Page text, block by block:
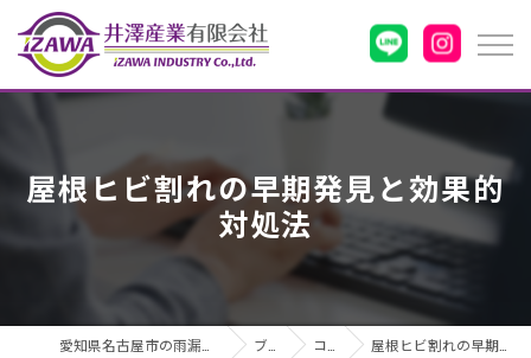
屋根ヒビ割れの早期発見と効果的
対処法
ブログ コラム 屋根ヒビ割れの早期発見と効果的対処法